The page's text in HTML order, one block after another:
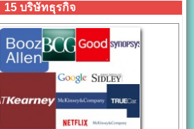
15 บริษัทธุรกิจ